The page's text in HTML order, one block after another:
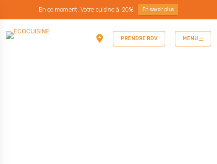
En ce moment : Votre cuisine à -20% En savoir plus
PRENDRE RDV MENU